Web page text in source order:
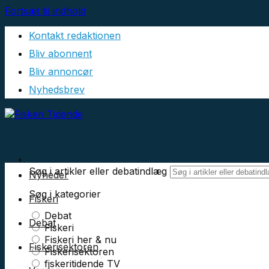
Fortsæt til indhold
Kontakt redaktionen
Bliv abonnent
Bliv annoncør
Nyhedsbrev
Søg i artikler eller debatindlæg
Søg i kategorier
Debat
Fiskeri
Fiskeri her & nu
Fiskerisektoren
fiskeritidende TV
Nyheder
Fiskeri
Debat
Fiskerisektoren